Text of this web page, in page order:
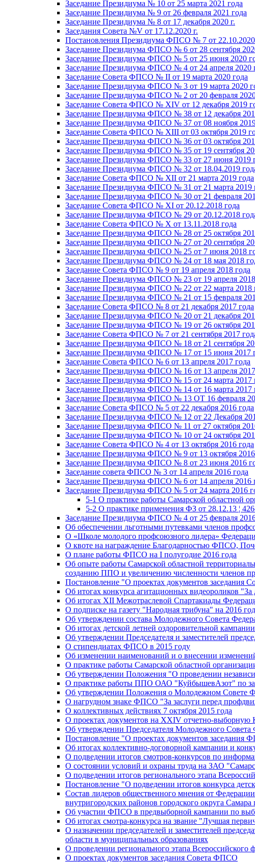
Заседание Президиума № 10 от 25 марта 2021 года
Заседание Президиума № 9 от 26 февраля 2021 года
Заседание Президиума № 8 от 17 декабря 2020 г.
Заседания Совета №V от 17.12.2020 г.
Постановления Президиума ФПСО № 7 от 22.10.2020
Заседание Президиума ФПСО № 6 от 28 сентября
Заседание Президиума ФПСО № 5 от 25 июня 2020
Заседание Президиума ФПСО № 4 от 24 апреля 2020
Заседание Совета ФПСО № II от 19 марта 2020 года
Заседание Президиума ФПСО № 3 от 19 марта 2020
Заседание Президиума ФПСО № 2 от 20 февраля
Заседание Совета ФПСО № XIV от 12 декабря 2019
Заседание Президиума ФПСО № 38 от 12 декабря
Заседание Президиума ФПСО № 37 от 08 ноября
Заседание Совета ФПСО № XIII от 03 октября 2019
Заседание Президиума ФПСО № 36 от 03 октября
Заседание Президиума ФПСО № 35 от 19 сентября
Заседание Президиума ФПСО № 33 от 27 июня 2019
Заседание Президиума ФПСО № 32 от 18.04.2019
Заседание Совета ФПСО № XII от 21 марта 2019 года
Заседание Президиума ФПСО № 31 от 21 марта 2019
Заседание Президиума ФПСО № 30 от 21 февраля
Заседание Совета ФПСО № XI от 20.12.2018 года
Заседание Президиума ФПСО № 29 от 20.12.2018
Заседание Совета ФПСО № X от 13.11.2018 года
Заседание Президиума ФПСО № 28 от 25 октября
Заседание Президиума ФПСО № 27 от 20 сентября
Заседание Президиума ФПСО № 25 от 7 июня 2018
Заседание Президиума ФПСО № 24 от 18 мая 2018
Заседание Совета ФПСО № 9 от 19 апреля 2018 года
Заседание Президиума ФПСО № 23 от 19 апреля 2018
Заседание Президиума ФПСО № 22 от 22 марта 2018
Заседание Президиума ФПСО № 21 от 15 февраля
Заседание Совета ФПСО № 8 от 21 декабря 2017 года
Заседание Президиума ФПСО № 20 от 21 декабря
Заседание Президиума ФПСО № 19 от 26 октября
Заседание Совета ФПСО № 7 от 21 сентября 2017
Заседание Президиума ФПСО № 18 от 21 сентября
Заседание Президиума ФПСО № 17 от 15 июня 2017
Заседание Совета ФПСО № 6 от 13 апреля 2017 года
Заседание Президиума ФПСО № 16 от 13 апреля 2017
Заседание Президиума ФПСО № 15 от 24 марта 2017
Заседание Президиума ФПСО № 14 от 16 марта 2017
Заседание Президиума ФПСО № 13 ОТ 16 февраля
Заседание Совета ФПСО № 5 от 22 декабря 2016 года
Заседание Президиума ФПСО № 12 от 22 Декабря
Заседание Президиума ФПСО № 11 от 27 октября
Заседание Президиума ФПСО № 10 от 24 октября
Заседание Совета ФПСО № 4 от 13 октября 2016 года
Заседание Президиума ФПСО № 9 от 13 октября 2016
Заседание Президиума ФПСО № 8 от 23 июня 2016
Заседание совета ФПСО № 3 от 14 апреля 2016 года
Заседание Президиума ФПСО № 6 от 14 апреля 2016
Заседание Президиума ФПСО № 5 от 24 марта 2016
5-1 О практике работы Самарской областной
5-2 О практике применения ФЗ от 28.12.13 ¦
Заседание Президиума ФПСО № 4 от 25 февраля
Об обеспечении льготными путевками членов
О «Школе молодого профсоюзного лидера»
О квоте на награждение Благодарностью ФПСО,
О плане работы ФПСО на I полугодие 2016 года
Об опыте работы Самарской областной
созданию ППО и увеличению численности членов
Постановление "О проектах документов заседания
Об итогах конкурса агитационных видеороликов
Об итогах XII Межотраслевой Спартакиады
О подписке на газету "Народная трибуна" на 2016 год
Об утверждении состава Молодежного Совета
Об итогах детской летней оздоровительной
Об утверждении Председателя и заместителей
О стипендиатах ФПСО в 2015 году
Об изменении наименований и о внесении
О практике работы Самарской областной
Об утверждении Положения "О проведении
О практике работы ППО ОАО "КуйбышевАзот" по
Об утверждении Положения о Молодежном Совете
О нагрудном знаке ФПСО "За заслуги перед
О коллективных действиях 7 октября 2015 года
О проектах документов на XXIV отчетно-
Об утверждении Председателя Молодежного
Постановление "О проектах документов заседания
Об итогах коллективно-договорной кампании и
О подведении итогов смотров-конкурсов по
О состоянии условий и охраны труда на ЗАО
О подведении итогов регионального этапа
Постановление "О подведении итогов конкурса
Состав лидеров общественного мнения от
внутригородских районов городского округа Самара
Об участии ФПСО в предвыборной кампании по
Об итогах смотра-конкурса на звание "Лучшая
О назначении председателей и заместителей
области в муниципальных образованиях
О проведении регионального этапа
О проектах документов заседания Совета ФПСО